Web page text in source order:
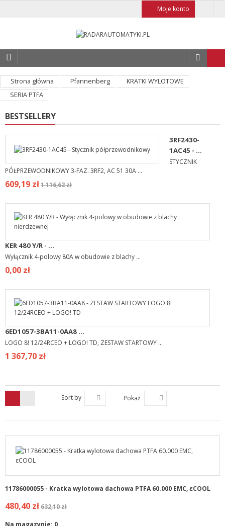
Moje konto
Strona główna Pfannenberg
KRATKI WYLOTOWE
SERIA PTFA
BESTSELLERY
3RF2430-
1AC45 - ...
STYCZNIK
PÓŁPRZEWODNIKOWY 3-FAZ. 3RF2, AC 51 30A ...
609,19 zł1 116,62 zł
KER 480 Y/R - ...
Wyłącznik 4-polowy 80A w obudowie z blachy ...
0,00 zł
6ED1057-3BA11-0AA8 ...
LOGO 8! 12/24RCEO + LOGO! TD, ZESTAW STARTOWY ...
1 367,70 zł
Sort by Pokaż
11786000055 - Kratka wylotowa dachowa PTFA 60.000 EMC, εCOOL
480,40 zł632,10 zł